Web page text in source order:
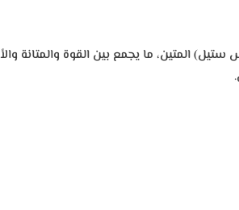
المتين، ما يجمع بين القوة